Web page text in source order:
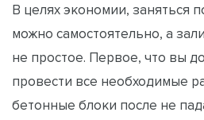
В целях экономии, заняться
можно самостоятельно, а
не простое. Первое, что вы
провести все необходимые
бетонные блоки после не